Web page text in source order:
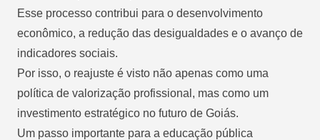
Esse processo contribui para o desenvolvimento
econômico, a redução das desigualdades e o avanço de
indicadores sociais.
Por isso, o reajuste é visto não apenas como uma
política de valorização profissional, mas como um
investimento estratégico no futuro de Goiás.
Um passo importante para a educação pública